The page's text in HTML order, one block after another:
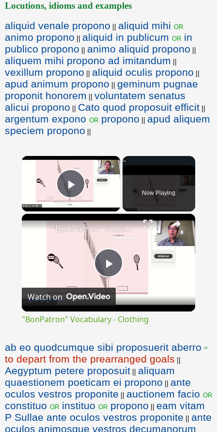
Locutions, idioms and examples
aliquid venale propono || aliquid mihi or
animo propono || aliquid in publicum or in
publico propono || animo aliquid propono ||
aliquem mihi propono ad imitandum ||
vexillum propono || aliquid oculis propono ||
apud animum propono || geminum pugnae
proponit honorem || voluntatem senatus
alicui propono || Cato quod proposuit efficit ||
argentum expono or propono || apud aliquem
speciem propono ||
×
Play Video Now Playing
×
Play
Video
"BonPatron" Vocabulary - Clothing
Watch on
"BonPatron" Vocabulary - Clothing
ab eo quodcumque sibi proposuerit aberro =
to depart from the prearranged goals ||
Aegyptum petere proposuit || aliquam
quaestionem poeticam ei propono || ante
oculos vestros proponite || auctionem facio or
constituo or instituo or propono || eam vitam
P Sullae ante oculos vestros proponite || ante
oculos animosque vestros decumanorum